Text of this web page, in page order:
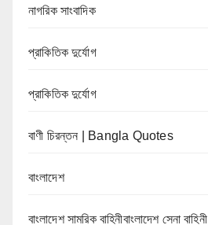
নাগরিক সাংবাদিক
প্রাকিতিক দুর্যোগ
প্রাকিতিক দুর্যোগ
বাণী চিরন্তন | Bangla Quotes
বাংলাদেশ
বাংলাদেশ সামরিক বাহিনীবাংলাদেশ সেনা বাহিনী